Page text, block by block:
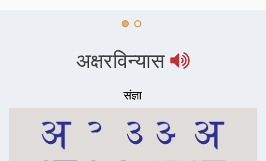
अक्षरविन्यास
संज्ञा